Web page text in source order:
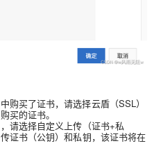
购买了证书，请选择云盾（SSL）
买的证书。
请选择自定义上传（证书+私
证书（公钥）和私钥，该证书将在